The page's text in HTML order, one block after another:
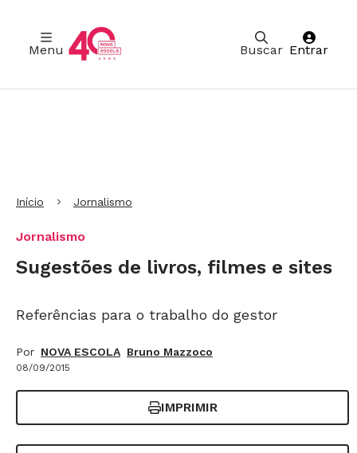
Buscar
Menu Entrar
Início Jornalismo
Jornalismo
Sugestões de livros, filmes e sites
Referências para o trabalho do gestor
Por NOVA ESCOLA Bruno Mazzoco
08/09/2015
IMPRIMIR